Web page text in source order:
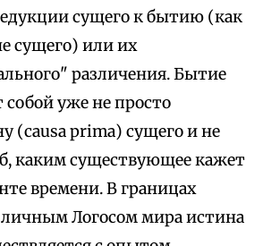
сущего к бытию (как
сущего) или их
различения. Бытие
собой уже не просто
(causa prima) сущего и не
каким существующее кажет
времени. В границах
Логосом мира истина